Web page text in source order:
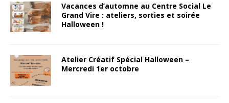
Vacances d’automne au Centre Social Le
Grand Vire : ateliers, sorties et soirée
Halloween !
Atelier Créatif Spécial Halloween –
Mercredi 1er octobre